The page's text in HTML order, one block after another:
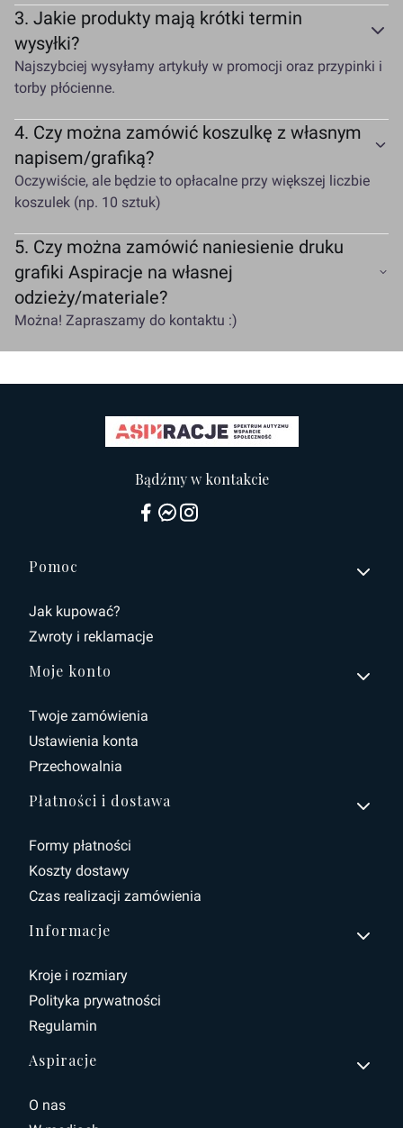
3. Jakie produkty mają krótki termin
wysyłki?
Najszybciej wysyłamy artykuły w promocji oraz przypinki i
torby płócienne.
4. Czy można zamówić koszulkę z własnym
napisem/grafiką?
Oczywiście, ale będzie to opłacalne przy większej liczbie
koszulek (np. 10 sztuk)
5. Czy można zamówić naniesienie druku
grafiki Aspiracje na własnej
odzieży/materiale?
Można! Zapraszamy do kontaktu :)
Bądźmy w kontakcie
Linki w stopce
Pomoc
Jak kupować?
Zwroty i reklamacje
Moje konto
Twoje zamówienia
Ustawienia konta
Przechowalnia
Płatności i dostawa
Formy płatności
Koszty dostawy
Czas realizacji zamówienia
Informacje
Kroje i rozmiary
Polityka prywatności
Regulamin
Aspiracje
O nas